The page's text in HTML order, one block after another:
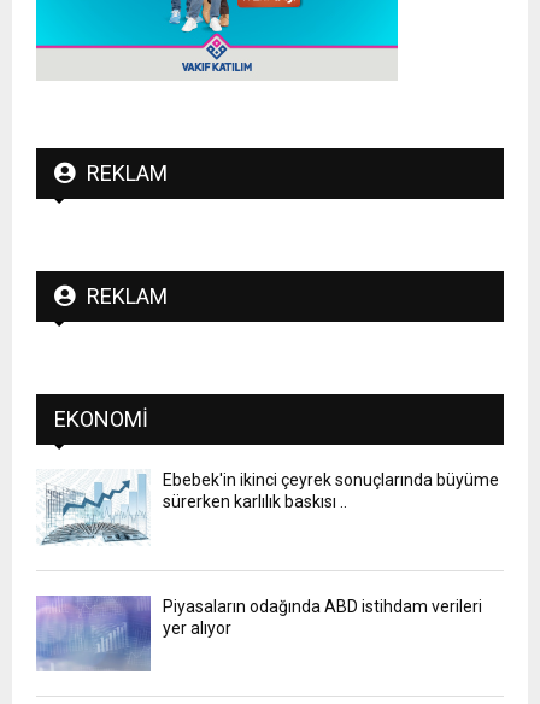
REKLAM
REKLAM
EKONOMI
Ebebek'in ikinci çeyrek sonuçlarında büyüme
sürerken karlılık baskısı ..
Piyasaların odağında ABD istihdam verileri
yer alıyor